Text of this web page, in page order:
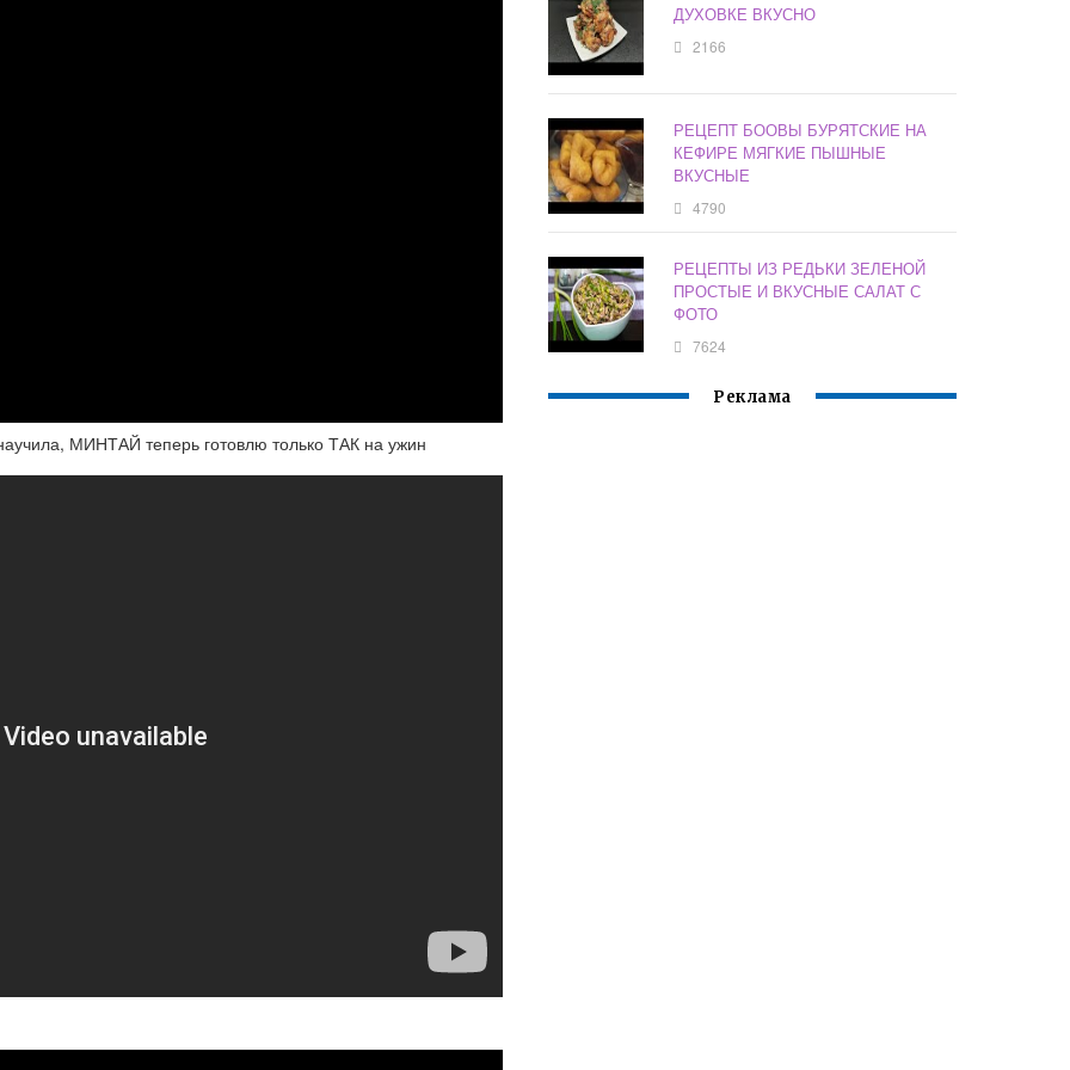
МИНТАЙ теперь готовлю только ТАК на ужин
ДУХОВКЕ ВКУСНО
2166
РЕЦЕПТ БООВЫ БУРЯТСКИЕ НА
КЕФИРЕ МЯГКИЕ ПЫШНЫЕ
ВКУСНЫЕ
4790
РЕЦЕПТЫ ИЗ РЕДЬКИ ЗЕЛЕНОЙ
ПРОСТЫЕ И ВКУСНЫЕ САЛАТ С
ФОТО
7624
Реклама